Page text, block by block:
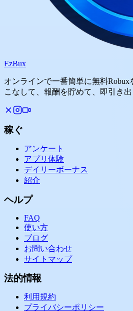
EzBux
オンラインで一番簡単に無料
こなして、報酬を貯めて、即引き出
稼ぐ
アンケート
アプリ体験
デイリーボーナス
紹介
ヘルプ
FAQ
使い方
ブログ
お問い合わせ
サイトマップ
法的情報
利用規約
プライバシーポリシー